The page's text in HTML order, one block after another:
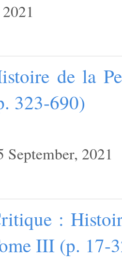
de la
323-690)
September, 2021
:
III (p. 17-